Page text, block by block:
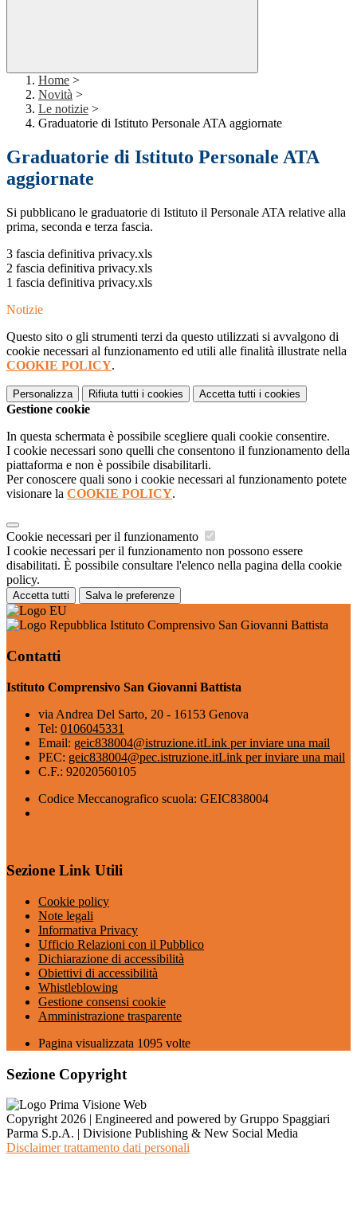
Home >
Novità >
Le notizie >
Graduatorie di Istituto Personale ATA aggiornate
Graduatorie di Istituto Personale ATA
aggiornate
Si pubblicano le graduatorie di Istituto il Personale ATA relative alla
prima, seconda e terza fascia.
3 fascia definitiva privacy.xls
2 fascia definitiva privacy.xls
1 fascia definitiva privacy.xls
Notizie
Questo sito o gli strumenti terzi da questo utilizzati si avvalgono di
cookie necessari al funzionamento ed utili alle finalità illustrate nella
COOKIE POLICY.
Personalizza Rifiuta tutti i cookies Accetta tutti i cookies
Gestione cookie
In questa schermata è possibile scegliere quali cookie consentire.
I cookie necessari sono quelli che consentono il funzionamento della
piattaforma e non è possibile disabilitarli.
Per conoscere quali sono i cookie necessari al funzionamento potete
visionare la COOKIE POLICY.
Cookie necessari per il funzionamento
I cookie necessari per il funzionamento non possono essere
disabilitati. È possibile consultare l'elenco nella pagina della cookie
policy.
Accetta tutti Salva le preferenze
Istituto Comprensivo San Giovanni Battista
Contatti
Istituto Comprensivo San Giovanni Battista
via Andrea Del Sarto, 20 - 16153 Genova
Tel: 0106045331
Email: geic838004@istruzione.itLink per inviare una mail
PEC: geic838004@pec.istruzione.itLink per inviare una mail
C.F.: 92020560105
Codice Meccanografico scuola: GEIC838004
Sezione Link Utili
Cookie policy
Note legali
Informativa Privacy
Ufficio Relazioni con il Pubblico
Dichiarazione di accessibilità
Obiettivi di accessibilità
Whistleblowing
Gestione consensi cookie
Amministrazione trasparente
Pagina visualizzata 1095 volte
Sezione Copyright
Copyright 2026 | Engineered and powered by Gruppo Spaggiari
Parma S.p.A. | Divisione Publishing & New Social Media
Disclaimer trattamento dati personali